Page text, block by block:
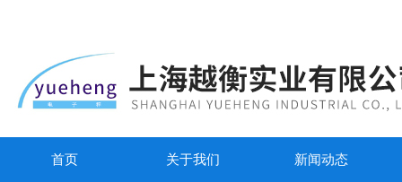
首页 关于我们 新闻动态